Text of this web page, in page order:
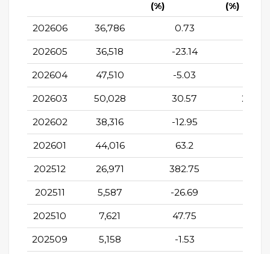
(%)
(%)
202606 36,786 0.73
202605 36,518 -23.14
202604 47,510 -5.03
202603 50,028 30.57
202602 38,316 -12.95
202601 44,016 63.2
202512 26,971 382.75
202511 5,587 -26.69
202510 7,621 47.75
202509 5,158 -1.53